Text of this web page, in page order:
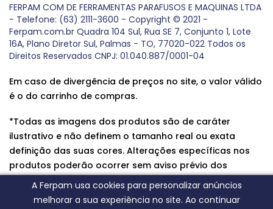
A Ferpam usa cookies para personalizar anúncios
melhorar a sua experiência no site. Ao continuar
FERPAM COM DE FERRAMENTAS PARAFUSOS E MAQUINAS LTDA
- Telefone: (63) 2111-3600 - Copyright © 2021 -
Ferpam.com.br Quadra 104 Sul, Rua SE 7, Conjunto 1, Lote
16A, Plano Diretor Sul, Palmas - TO, 77020-022 Todos os
Direitos Reservados CNPJ: 01.040.887/0001-04
Em caso de divergência de preços no site, o valor válido
é o do carrinho de compras.
*Todas as imagens dos produtos são de caráter
ilustrativo e não definem o tamanho real ou exata
definição das suas cores. Alterações específicas nos
produtos poderão ocorrer sem aviso prévio dos
fornecedores, qualquer dúvida sobre nossos produtos
entre em contato conosco.